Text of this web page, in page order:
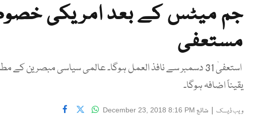
جم میٹس کے بعد امریکی
مستعفی
استعفیٰ 31 دسمبر سے نافذ العمل ہوگا۔ عالمی سیاسی
یقیناً اضافہ ہوگا۔
ویب ڈیسک | شائع December 23, 2018 8:16 PM